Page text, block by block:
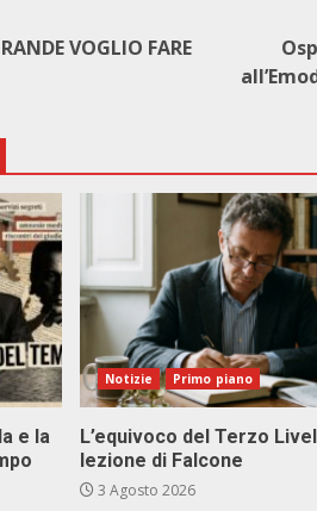
VOGLIO FARE
e la
Notizie Primo piano
L’equivoco del Terzo
lezione di Falcone
3 Agosto 2026